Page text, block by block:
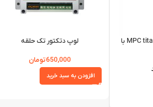
جک درب پارکینگی MPC titan400 با
لوپ دتکتور تک حلقه
650,000تومان
افزودن به سبد خرید